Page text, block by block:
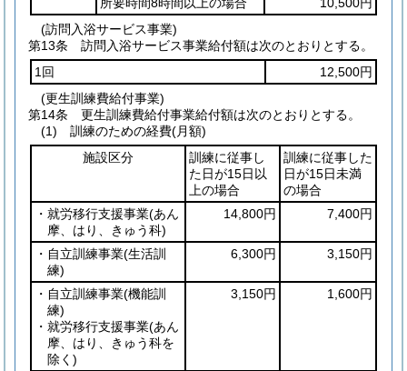
(訪問入浴サービス事業)
第13条
訪問入浴サービス事業給付額は次のとおりとする。
1回
12,500円
(更生訓練費給付事業)
第14条
更生訓練費給付事業給付額は次のとおりとする。
(1)
訓練のための経費(月額)
施設区分
訓練に従事し
た日が15日以
上の場合
訓練に従事した
日が15日未満
の場合
・就労移行支援事業(あん
摩、はり、きゅう科)
14,800円 7,400円
・自立訓練事業(生活訓
練)
6,300円 3,150円
・自立訓練事業(機能訓
練)
・就労移行支援事業(あん
摩、はり、きゅう科を
除く)
3,150円 1,600円